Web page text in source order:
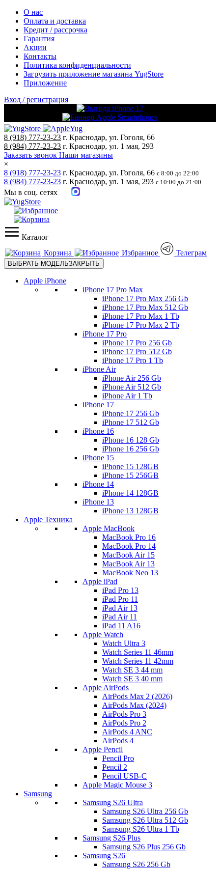
О нас
Оплата и доставка
Кредит / рассрочка
Гарантия
Акции
Контакты
Политика конфиденциальности
Загрузить приложение магазина YugStore
Приложение
Вход / регистрация
8 (918) 777-23-23 г. Краснодар, ул. Гоголя, 66
8 (984) 777-23-23 г. Краснодар, ул. 1 мая, 293
Заказать звонок Наши магазины
×
8 (918) 777-23-23 г. Краснодар, ул. Гоголя, 66 с 8:00 до 22:00
8 (984) 777-23-23 г. Краснодар, ул. 1 мая, 293 с 10:00 до 21:00
Мы в соц. сетях
Каталог
Корзина
Избранное Телеграм
ВЫБРАТЬ МОДЕЛЬЗАКРЫТЬ
Apple iPhone
iPhone 17 Pro Max
iPhone 17 Pro Max 256 Gb
iPhone 17 Pro Max 512 Gb
iPhone 17 Pro Max 1 Tb
iPhone 17 Pro Max 2 Tb
iPhone 17 Pro
iPhone 17 Pro 256 Gb
iPhone 17 Pro 512 Gb
iPhone 17 Pro 1 Tb
iPhone Air
iPhone Air 256 Gb
iPhone Air 512 Gb
iPhone Air 1 Tb
iPhone 17
iPhone 17 256 Gb
iPhone 17 512 Gb
iPhone 16
iPhone 16 128 Gb
iPhone 16 256 Gb
iPhone 15
iPhone 15 128GB
iPhone 15 256GB
iPhone 14
iPhone 14 128GB
iPhone 13
iPhone 13 128GB
Apple Техника
Apple MacBook
MacBook Pro 16
MacBook Pro 14
MacBook Air 15
MacBook Air 13
MacBook Neo 13
Apple iPad
iPad Pro 13
iPad Pro 11
iPad Air 13
iPad Air 11
iPad 11 A16
Apple Watch
Watch Ultra 3
Watch Series 11 46mm
Watch Series 11 42mm
Watch SE 3 44 mm
Watch SE 3 40 mm
Apple AirPods
AirPods Max 2 (2026)
AirPods Max (2024)
AirPods Pro 3
AirPods Pro 2
AirPods 4 ANC
AirPods 4
Apple Pencil
Pencil Pro
Pencil 2
Pencil USB-C
Apple Magic Mouse 3
Samsung
Samsung S26 Ultra
Samsung S26 Ultra 256 Gb
Samsung S26 Ultra 512 Gb
Samsung S26 Ultra 1 Tb
Samsung S26 Plus
Samsung S26 Plus 256 Gb
Samsung S26
Samsung S26 256 Gb